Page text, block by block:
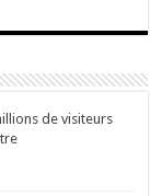
de visiteurs